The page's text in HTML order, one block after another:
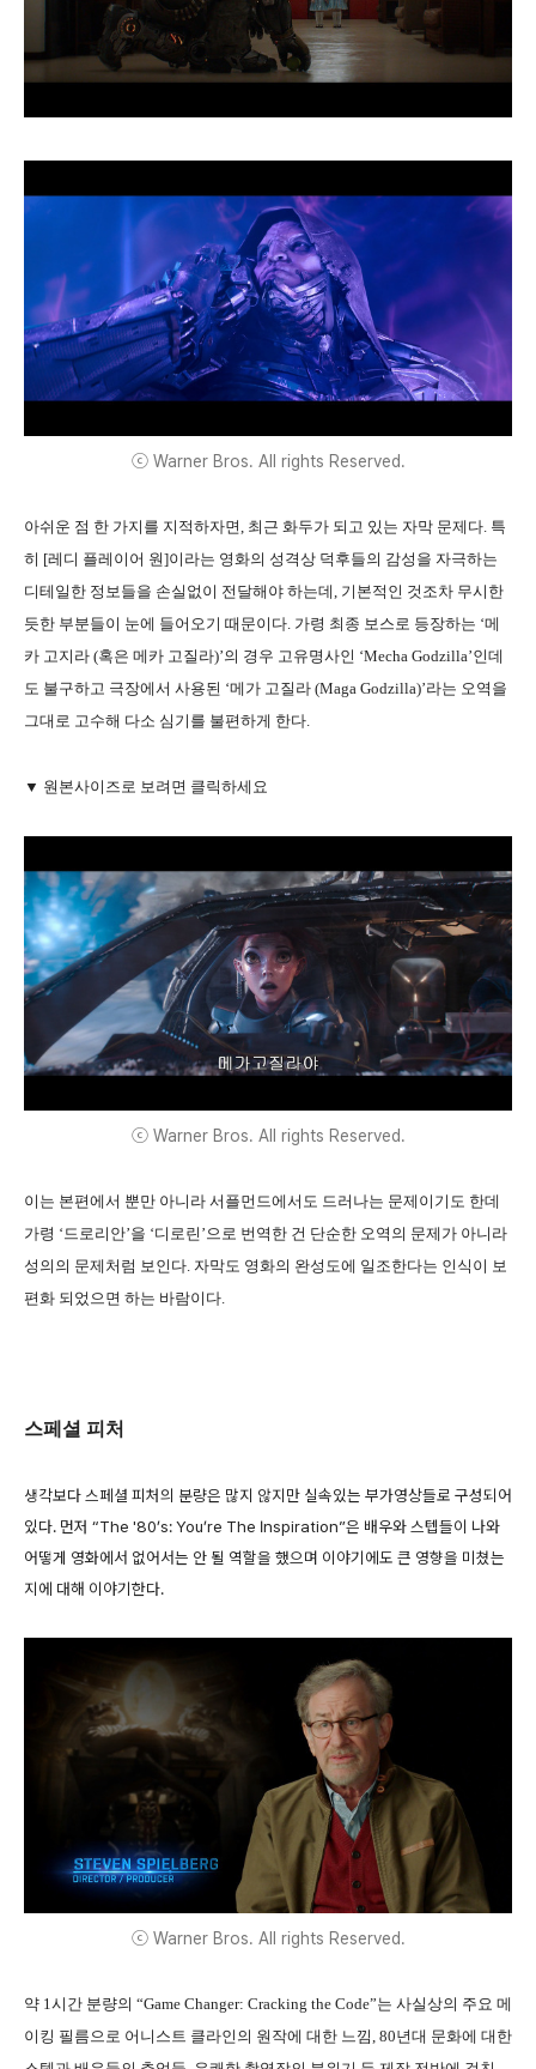
ⓒ Warner Bros. All rights Reserved.
아쉬운 점 한 가지를 지적하자면, 최근 화두가 되고 있는 자막 문제다. 특
히 [레디 플레이어 원]이라는 영화의 성격상 덕후들의 감성을 자극하는
디테일한 정보들을 손실없이 전달해야 하는데, 기본적인 것조차 무시한
듯한 부분들이 눈에 들어오기 때문이다. 가령 최종 보스로 등장하는 ‘메
카 고지라 (혹은 메카 고질라)’의 경우 고유명사인 ‘Mecha Godzilla’인데
도 불구하고 극장에서 사용된 ‘메가 고질라 (Maga Godzilla)’라는 오역을
그대로 고수해 다소 심기를 불편하게 한다.
▼ 원본사이즈로 보려면 클릭하세요
ⓒ Warner Bros. All rights Reserved.
이는 본편에서 뿐만 아니라 서플먼드에서도 드러나는 문제이기도 한데
가령 ‘드로리안’을 ‘디로린’으로 번역한 건 단순한 오역의 문제가 아니라
성의의 문제처럼 보인다. 자막도 영화의 완성도에 일조한다는 인식이 보
편화 되었으면 하는 바람이다.
스페셜 피처
생각보다 스페셜 피처의 분량은 많지 않지만 실속있는 부가영상들로 구성되어
있다. 먼저 “The '80’s: You’re The Inspiration”은 배우와 스텝들이 나와
어떻게 영화에서 없어서는 안 될 역할을 했으며 이야기에도 큰 영향을 미쳤는
지에 대해 이야기한다.
ⓒ Warner Bros. All rights Reserved.
약 1시간 분량의 “Game Changer: Cracking the Code”는 사실상의 주요 메
이킹 필름으로 어니스트 클라인의 원작에 대한 느낌, 80년대 문화에 대한